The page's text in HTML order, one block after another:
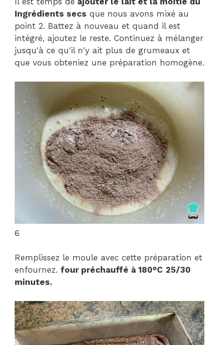
Ingrédients secs que nous avons mixé au
point 2. Battez à nouveau et quand il est
intégré, ajoutez le reste. Continuez à mélanger
jusqu'à ce qu'il n'y ait plus de grumeaux et
que vous obteniez une préparation homogène.
6
Remplissez le moule avec cette préparation et
enfournez. four préchauffé à 180°C 25/30
minutes.